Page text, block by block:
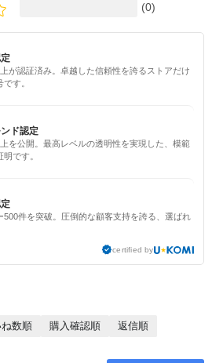
(0)
が認証済み。卓越した信頼性を誇るストアだけ
す。
ド認定
を公開。最高レベルの透明性を実現した、模範
です。
500件を突破。圧倒的な顧客支持を誇る、選ばれ
certified by
数順 購入確認順
返信順